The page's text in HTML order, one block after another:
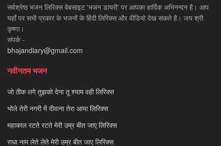
सर्वश्रेष्ठ भजन लिरिक्स वेबसाइट 'भजन डायरी' पर आपका हार्दिक अभिनन्दन है। आप
यहाँ पर सभी प्रकार के भजनों के हिंदी लिरिक्स और वीडियो देख सकते है। जय श्री
कृष्णा।
संपर्क -
bhajandiary@gmail.com
नवीनतम भजन
जो ठीक लगे तुझको देना तू श्याम वही लिरिक्स
भोले तेरी नगरी में दीवाना तेरा आया लिरिक्स
महाकाल रटते रटते मेरी उम्र बीत जाए लिरिक्स
राधा नाम लेते लेते मेरी उम्र बीत जाए लिरिक्स